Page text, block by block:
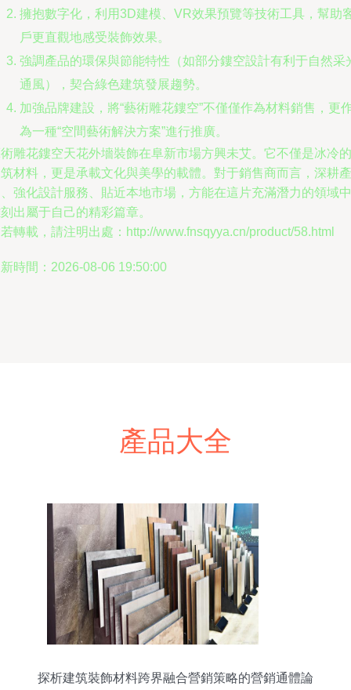
擁抱數字化，利用3D建模、VR效果預覽等技術工具，幫助
戶更直觀地感受裝飾效果。
強調產品的環保與節能特性（如部分鏤空設計有利于自然采
通風），契合綠色建筑發展趨勢。
加強品牌建設，將“藝術雕花鏤空”不僅僅作為材料銷售，更
為一種“空間藝術解決方案”進行推廣。
雕花鏤空天花外墻裝飾在阜新市場方興未艾。它不僅是冰冷的
材料，更是承載文化與美學的載體。對于銷售商而言，深耕產
強化設計服務、貼近本地市場，方能在這片充滿潛力的領域中
出屬于自己的精彩篇章。
轉載，請注明出處：http://www.fnsqyya.cn/product/58.html
時間：2026-08-06 19:50:00
產品大全
探析建筑裝飾材料跨界融合營銷策略的營銷通體論